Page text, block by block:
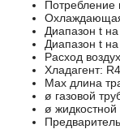
Потребление
Охлаждающая
Диапазон t
Диапазон t
Расход
Хладагент:
Max длина
ø газовой
ø